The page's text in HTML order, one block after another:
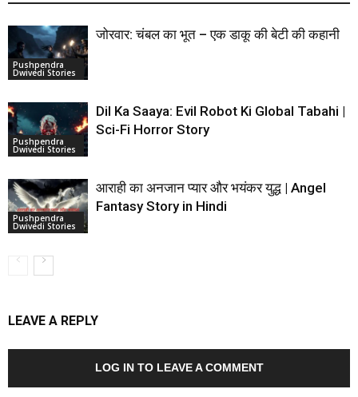
Pushpendra
Dwivedi Stories
जोरवार: चंबल का भूत – एक डाकू की बेटी की कहानी
Pushpendra
Dwivedi Stories
Dil Ka Saaya: Evil Robot Ki Global Tabahi |
Sci-Fi Horror Story
Pushpendra
Dwivedi Stories
आराही का अनजान प्यार और भयंकर युद्ध | Angel
Fantasy Story in Hindi
LEAVE A REPLY
LOG IN TO LEAVE A COMMENT